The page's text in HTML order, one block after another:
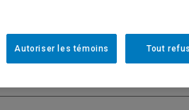
Horaire - Été 2026 Horaire -
Tout
Autoriser les témoins